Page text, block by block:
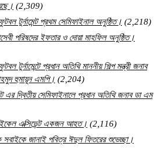
(2,309)
টুর্নামেন্ট প্রথম সেমিফাইনাল অনুষ্ঠিত। (2,218)
পরিষদের ইফতার ও দোয়া মাহফিল অনুষ্ঠিত।
টুর্নামেন্টে প্রধান অতিথি মাননীয় শিল্প মন্ত্রী জনাব
হুমায়ূন এমপি। (2,204)
এর দ্বিতীয় সেমিফাইনালে প্রধান অতিথি জনাব ডা এম
এক্সিডেন্ট একজন আহত। (2,116)
সবাইকে জানাই পবিত্র ঈদুল ফিতরের শুভেচ্ছা।